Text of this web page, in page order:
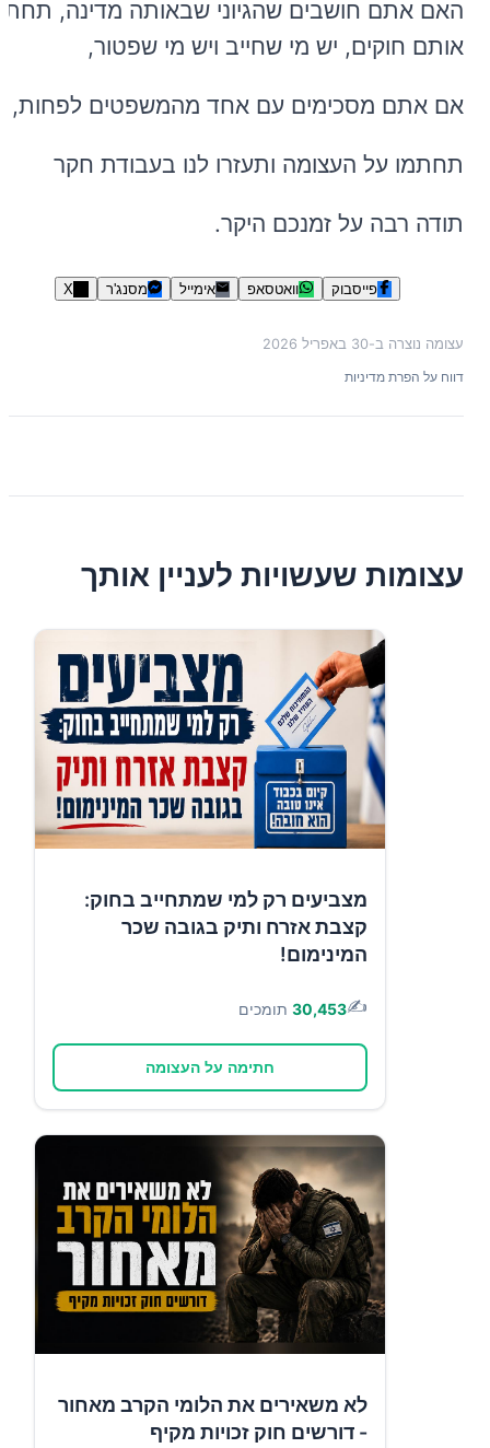
האם אתם חושבים שהגיוני שבאותה מדינה, תחת
אותם חוקים, יש מי שחייב ויש מי שפטור,
אם אתם מסכימים עם אחד מהמשפטים לפחות,
תחתמו על העצומה ותעזרו לנו בעבודת חקר
תודה רבה על זמנכם היקר.
פייסבוק וואטסאפ אימייל מסנג'ר X
עצומה נוצרה ב-30 באפריל 2026
דווח על הפרת מדיניות
עצומות שעשויות לעניין אותך
מצביעים רק למי שמתחייב בחוק:
קצבת אזרח ותיק בגובה שכר
המינימום!
✍️
30,453 תומכים
חתימה על העצומה
לא משאירים את הלומי הקרב מאחור
- דורשים חוק זכויות מקיף